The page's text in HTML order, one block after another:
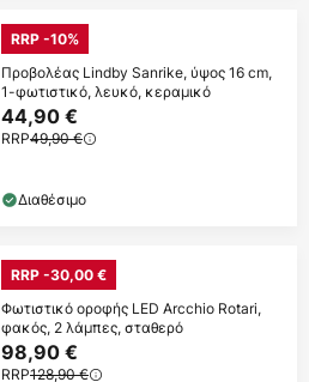
RRP -10%
Προβολέας Lindby Sanrike, ύψος 16 cm,
1-φωτιστικό, λευκό, κεραμικό
44,90 €
RRP49,90 €
Διαθέσιμο
RRP -30,00 €
Φωτιστικό οροφής LED Arcchio Rotari,
φακός, 2 λάμπες, σταθερό
98,90 €
RRP128,90 €